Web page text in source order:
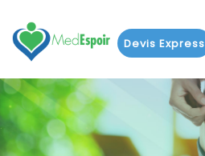
Devis Express